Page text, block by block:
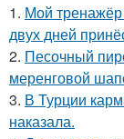
1. Мой тренажёр
двух дней
2. Песочный
меренговой
3. В Турции
наказала.